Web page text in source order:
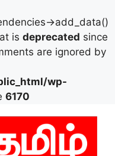
>add_data()
is deprecated since
are ignored by
wp-
6170